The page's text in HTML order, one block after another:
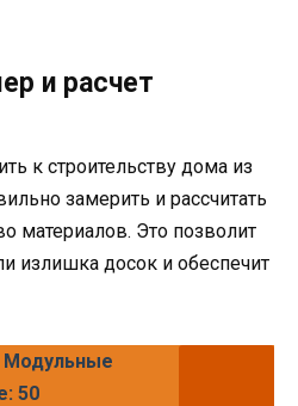
и расчет
к строительству дома из
замерить и рассчитать
материалов. Это позволит
излишка досок и обеспечит
Модульные
50